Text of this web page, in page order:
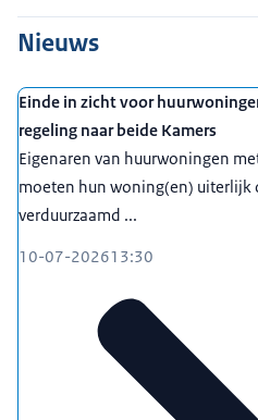
Nieuws
Einde in zicht voor
regeling naar beide Kamers
Eigenaren van huurwoningen
moeten hun woning(en) uiterlijk
verduurzaamd ...
10-07-202613:30